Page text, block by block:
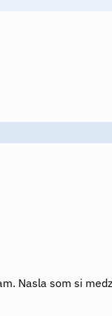
Nasla som si